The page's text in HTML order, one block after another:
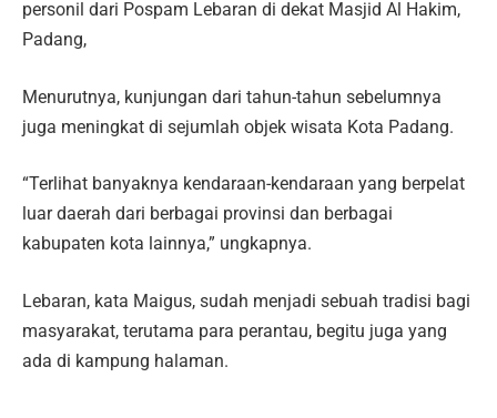
personil dari Pospam Lebaran di dekat Masjid Al Hakim,
Padang,
Menurutnya, kunjungan dari tahun-tahun sebelumnya
juga meningkat di sejumlah objek wisata Kota Padang.
“Terlihat banyaknya kendaraan-kendaraan yang berpelat
luar daerah dari berbagai provinsi dan berbagai
kabupaten kota lainnya,” ungkapnya.
Lebaran, kata Maigus, sudah menjadi sebuah tradisi bagi
masyarakat, terutama para perantau, begitu juga yang
ada di kampung halaman.